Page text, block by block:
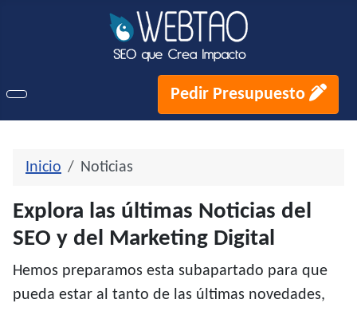
Pedir Presupuesto
Inicio Noticias
Explora las últimas Noticias del
SEO y del Marketing Digital
Hemos preparamos esta subapartado para que
pueda estar al tanto de las últimas novedades,